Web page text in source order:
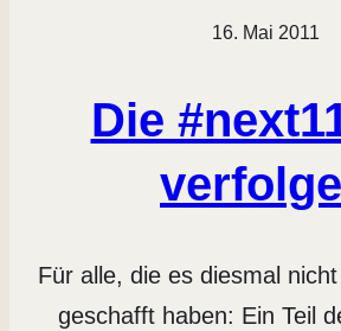
16. Mai 2011
Die
Für alle, die es diesmal
geschafft haben: Ein Teil